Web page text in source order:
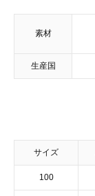
素材
生産国
サイズ
100